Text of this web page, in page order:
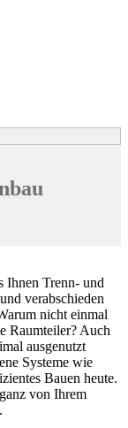
& Co. KG
Ihnen Trenn- und
verabschieden
nicht einmal
Raumteiler? Auch
ausgenutzt
Systeme wie
Bauen heute.
von Ihrem